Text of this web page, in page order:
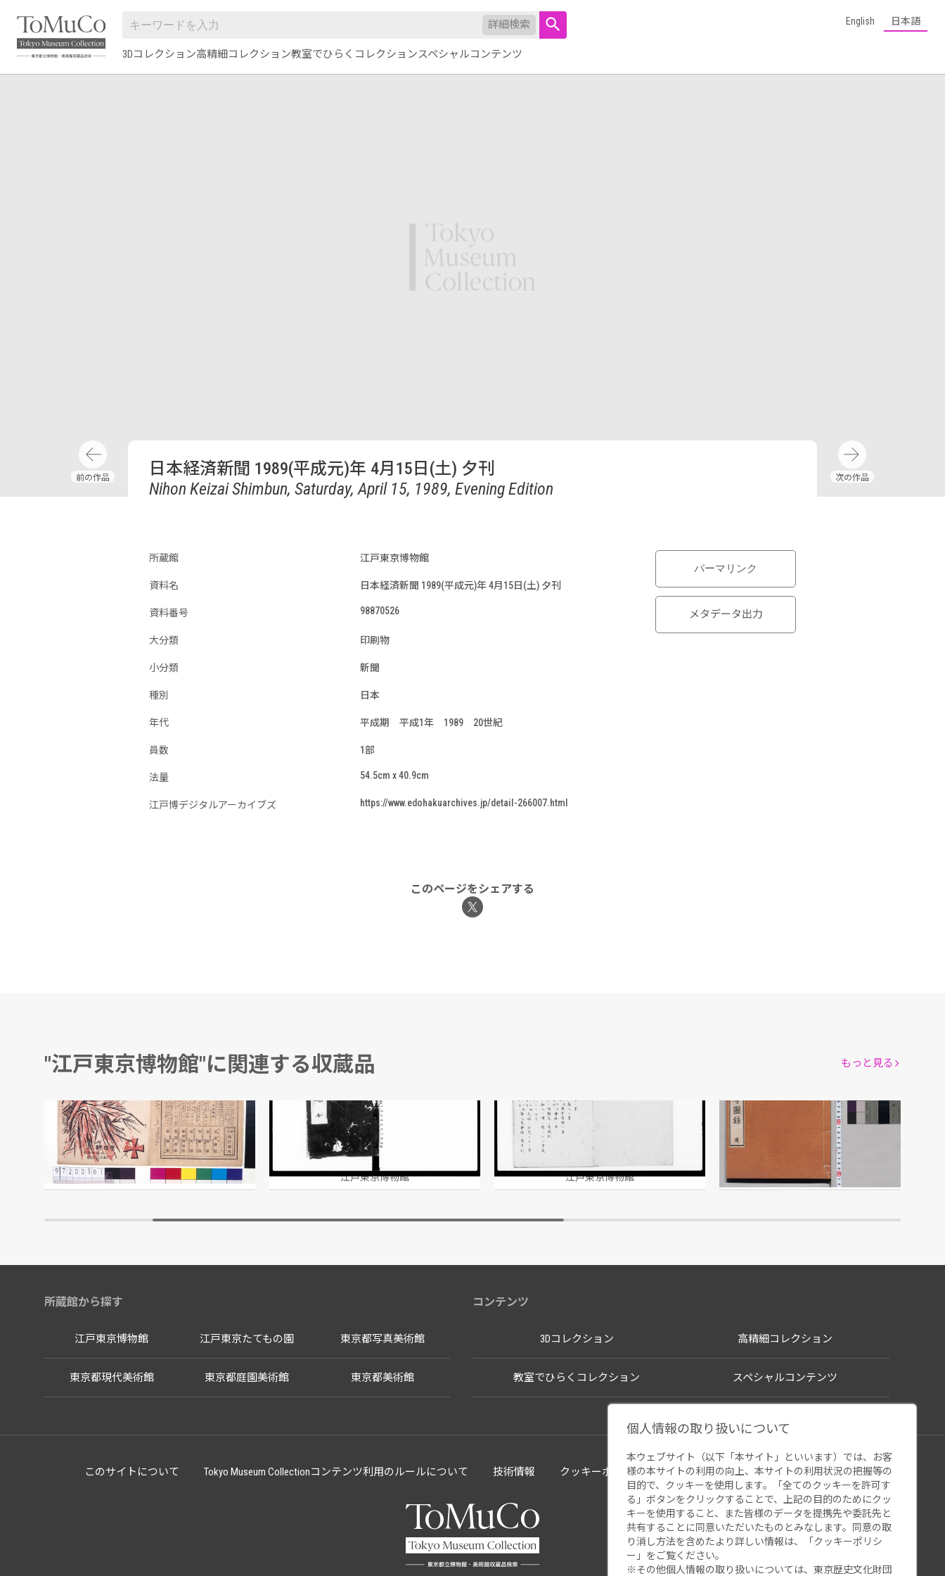
詳細検索
3Dコレクション高精細コレクション教室でひらくコレクションスペシャルコンテンツ
English 日本語
日本経済新聞 1989(平成元)年 4月15日(土) 夕刊
Nihon Keizai Shimbun, Saturday, April 15, 1989, Evening Edition
所蔵館 江戸東京博物館
資料名 日本経済新聞 1989(平成元)年 4月15日(土) 夕刊
資料番号 98870526
大分類 印刷物
小分類 新聞
種別 日本
年代 平成期 平成1年 1989 20世紀
員数 1部
法量 54.5cm x 40.9cm
江戸博デジタルアーカイブズ https://www.edohakuarchives.jp/detail-266007.html
パーマリンク
メタデータ出力
このページをシェアする
"江戸東京博物館"に関連する収蔵品
ムーラン・ルージュ 第49回公演番組
越野賢二/編
江戸東京博物館
公肝録 全
石川鉄蔵/写
江戸東京博物館
佛蘭西法律書商法目次
江戸東京博物館
小山林堂書画文房図録 庚
市川三亥/編
江戸東京博物館
もっと見る
所蔵館から探す
江戸東京博物館 江戸東京たてもの園 東京都写真美術館
東京都現代美術館 東京都庭園美術館 東京都美術館
コンテンツ
3Dコレクション 高精細コレクション
教室でひらくコレクション スペシャルコンテンツ
このサイトについて Tokyo Museum Collectionコンテンツ利用のルールについて 技術情報 クッキーポリシー ウェブアクセシビリティ 関連サイト
個人情報の取り扱いについて
本ウェブサイト（以下「本サイト」といいます）では、お客
様の本サイトの利用の向上、本サイトの利用状況の把握等の
目的で、クッキーを使用します。「全てのクッキーを許可す
る」ボタンをクリックすることで、上記の目的のためにクッ
キーを使用すること、また皆様のデータを提携先や委託先と
共有することに同意いただいたものとみなします。同意の取
り消し方法を含めたより詳しい情報は、「 クッキーポリシ
ー 」をご覧ください。
※その他個人情報の取り扱いについては、 東京歴史文化財団